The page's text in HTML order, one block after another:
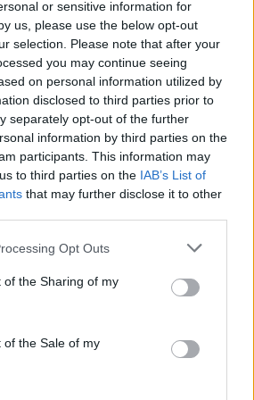
or sensitive information for
us, please use the below opt-out
selection. Please note that after your
you may continue seeing
on personal information utilized by
disclosed to third parties prior to
separately opt-out of the further
information by third parties on the
participants. This information may
to third parties on the IAB’s List of
that may further disclose it to other
app uses one or more Google
or usage behaviour. You may click to
to Google and its third-party tags to
specified purposes in below Google
Opt Outs
of the Sharing of my
of the Sale of my
és
2013-ban
»
a 454,7 millió euró éves árbevételű